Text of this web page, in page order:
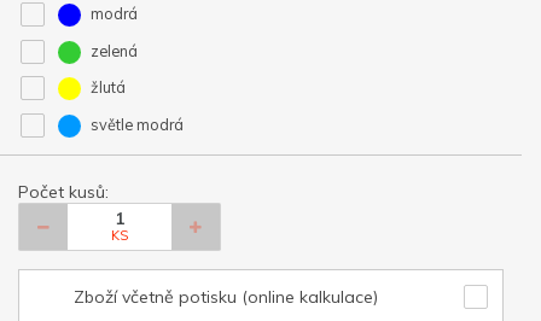
modrá
zelená
žlutá
světle modrá
Počet kusů:
KS
Zboží včetně potisku (online kalkulace)